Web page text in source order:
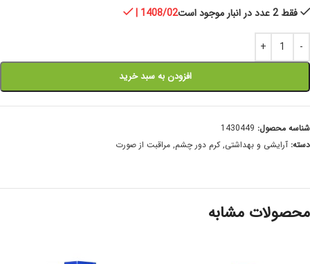
فقط 2 عدد در انبار موجود است | 1408/02
افزودن به سبد خرید
شناسه محصول: 1430449
دسته: آرایشی و بهداشتی, کرم دور چشم, مراقبت از صورت
محصولات مشابه